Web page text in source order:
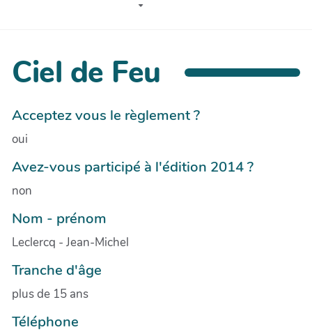
Ciel de Feu
Acceptez vous le règlement ?
oui
Avez-vous participé à l'édition 2014 ?
non
Nom - prénom
Leclercq - Jean-Michel
Tranche d'âge
plus de 15 ans
Téléphone